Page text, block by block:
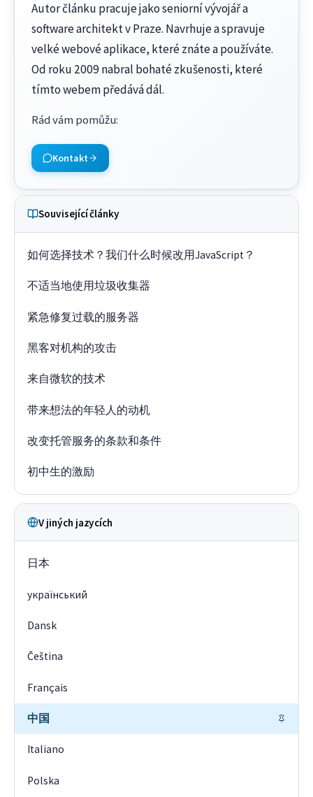
Autor článku pracuje jako seniorní vývojář a
software architekt v Praze. Navrhuje a spravuje
velké webové aplikace, které znáte a používáte.
Od roku 2009 nabral bohaté zkušenosti, které
tímto webem předává dál.
Rád vám pomůžu:
Kontakt
Související články
如何选择技术？我们什么时候改用JavaScript？
不适当地使用垃圾收集器
紧急修复过载的服务器
黑客对机构的攻击
来自微软的技术
带来想法的年轻人的动机
改变托管服务的条款和条件
初中生的激励
V jiných jazycích
日本
український
Dansk
Čeština
Français
中国
Italiano
Polska